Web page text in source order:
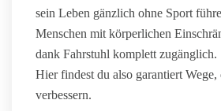
sein Leben gänzlich ohne Sport
Menschen mit körperlichen
dank Fahr­stuhl komplett zugänglich.
Hier findest du also garantiert Wege,
verbessern.